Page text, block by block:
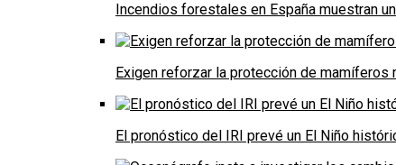
Incendios forestales en España muestran
Exigen reforzar la protección de mamíferos
El pronóstico del IRI prevé un El Niño